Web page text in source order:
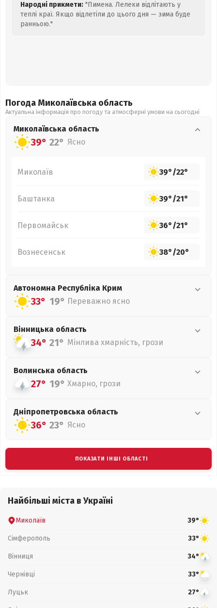
Народні прикмети: "Пимена. Лелеки відлітають у
теплі краї. Якщо відлетіли до цього дня — зима буде
ранньою."
Погода Миколаївська область
Актуальна інформація про погоду та атмосферні умови на сьогодні
Миколаївська область
39° 22° Ясно
Миколаїв 39°/22°
Баштанка 39°/21°
Первомайськ 36°/21°
Вознесенськ 38°/20°
Автономна Республіка Крим
33° 19° Переважно ясно
Вінницька область
34° 21° Мінлива хмарність, грози
Волинська область
27° 19° Хмарно, грози
Дніпропетровська область
36° 23° Ясно
ПОКАЗАТИ ІНШІ ОБЛАСТІ
Найбільші міста в Україні
Миколаїв 39°
Сімферополь 33°
Вінниця 34°
Чернівці 33°
Луцьк 27°